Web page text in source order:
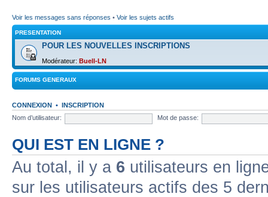
Voir les messages sans réponses • Voir les sujets actifs
PRESENTATION
POUR LES NOUVELLES INSCRIPTIONS
Modérateur: Buell-LN
FORUMS GENERAUX
CONNEXION • INSCRIPTION
Nom d’utilisateur:
Mot de passe:
QUI EST EN LIGNE ?
Au total, il y a 6 utilisateurs en
sur les utilisateurs actifs des 5